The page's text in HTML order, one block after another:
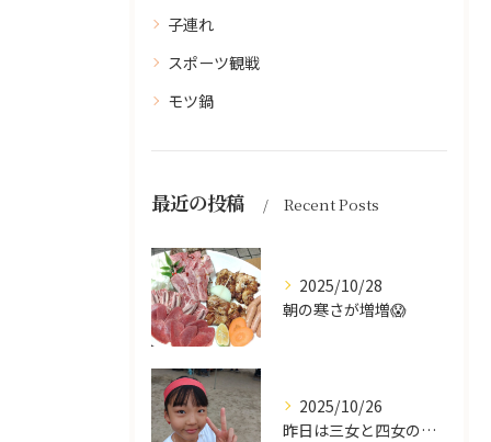
子連れ
スポーツ観戦
モツ鍋
最近の投稿 Recent Posts
2025/10/28
朝の寒さが増増😱
2025/10/26
昨日は三女と四女の運動会🥰